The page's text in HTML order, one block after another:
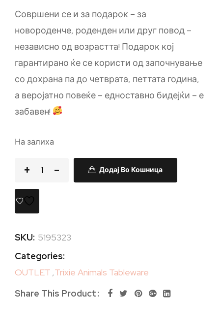
Совршени се и за подарок – за
новороденче, роденден или друг повод –
независно од возрастта! Подарок кој
гарантирано ќе се користи од започнување
со дохрана па до четврата, петтата година,
а веројатно повеќе – едноставно бидејќи – е
забавен!
На залиха
Додај Во Кошница
SKU: 5195323
Categories:
OUTLET ,Trixie Animals Tableware
Share This Product